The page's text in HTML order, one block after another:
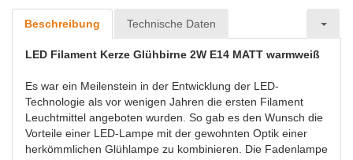
Beschreibung Technische Daten
LED Filament Kerze Glühbirne 2W E14 MATT warmweiß
Es war ein Meilenstein in der Entwicklung der LED-
Technologie als vor wenigen Jahren die ersten Filament
Leuchtmittel angeboten wurden. So gab es den Wunsch die
Vorteile einer LED-Lampe mit der gewohnten Optik einer
herkömmlichen Glühlampe zu kombinieren. Die Fadenlampe